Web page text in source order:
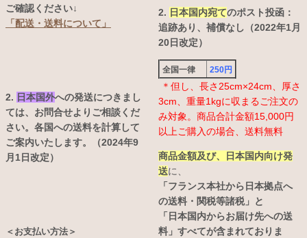
ご確認ください↓
「配送・送料について」
2. 日本国外への発送につきまし
ては、お問合せよりご相談くだ
さい。各国への送料を計算して
ご案内いたします。（2024年9
月1日改定）
＜お支払い方法＞
2. 日本国内宛てのポスト投函：
追跡あり、補償なし（2022年1月
20日改定）
全国一律 250円
＊但し、長さ25cm×24cm、厚さ
3cm、重量1kgに収まるご注文の
み対象。商品合計金額15,000円
以上ご購入の場合、送料無料
商品金額及び、日本国内向け発
送に、
「フランス本社から日本拠点へ
の送料・関税等諸税」と
「日本国内からお届け先への送
料」すべてが含まれておりま